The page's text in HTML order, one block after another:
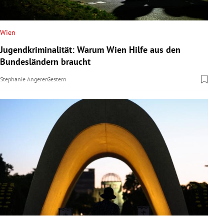
Wien
Jugendkriminalität: Warum Wien Hilfe aus den
Bundesländern braucht
Stephanie AngererGestern